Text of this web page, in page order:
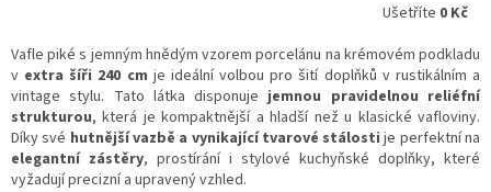
Ušetříte 0 Kč
Vafle piké s jemným hnědým vzorem porcelánu na krémovém podkladu
v extra šíři 240 cm je ideální volbou pro šití doplňků v rustikálním a
vintage stylu. Tato látka disponuje jemnou pravidelnou reliéfní
strukturou, která je kompaktnější a hladší než u klasické vafloviny.
Díky své hutnější vazbě a vynikající tvarové stálosti je perfektní na
elegantní zástěry, prostírání i stylové kuchyňské doplňky, které
vyžadují precizní a upravený vzhled.